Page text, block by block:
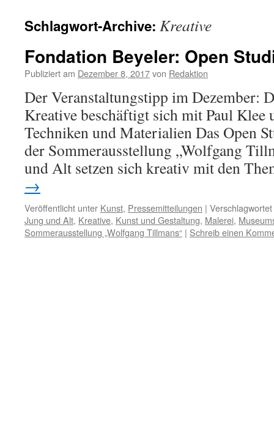
Schlagwort-Archive: Kreative
Fondation Beyeler: Open
Publiziert am Dezember 8, 2017von Redaktion
Der Veranstaltungstipp im Dezember:
Kreative beschäftigt sich mit Paul Klee
Techniken und Materialien Das Open
der Sommerausstellung „Wolfgang
und Alt setzen sich kreativ mit den
→
Veröffentlicht unter Kunst, Pressemitteilungen |
Jung und Alt, Kreative, Kunst und Gestaltung, Malerei,
Sommerausstellung „Wolfgang Tillmans“ | Schreib einen